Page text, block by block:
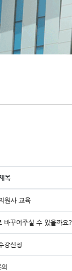
목
원사 교육
바꾸어주실 수 있을까요?
강신청